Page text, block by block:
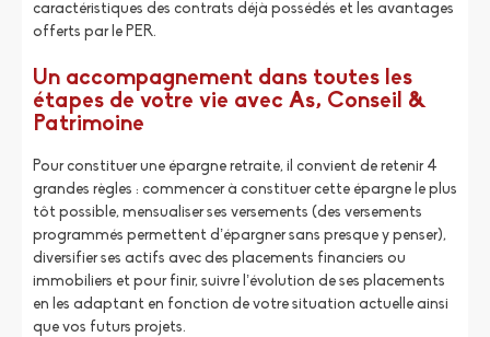
caractéristiques des contrats déjà possédés et les avantages
offerts par le PER.
Un accompagnement dans toutes les
étapes de votre vie avec As, Conseil &
Patrimoine
Pour constituer une épargne retraite, il convient de retenir 4
grandes règles : commencer à constituer cette épargne le plus
tôt possible, mensualiser ses versements (des versements
programmés permettent d’épargner sans presque y penser),
diversifier ses actifs avec des placements financiers ou
immobiliers et pour finir, suivre l’évolution de ses placements
en les adaptant en fonction de votre situation actuelle ainsi
que vos futurs projets.